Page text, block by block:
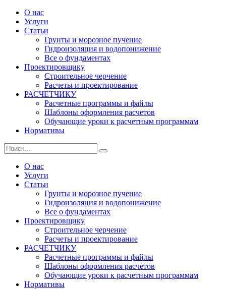
Skip
content
SGround.ru
Сайт о фундаментах, их основаниях и морозном пучении
грунтов
О нас
Услуги
Статьи
Грунты и морозное пучение
Гидроизоляция и водопонижение
Все о фундаментах
Проектировщику
Строительное черчение
Расчеты и проектирование
РАСЧЕТЧИКУ
Расчетные программы и файлы
Шаблоны оформления расчетов
Обучающие уроки к расчетным программам
Нормативы
Search
for:
Search
О нас
Услуги
Статьи
Грунты и морозное пучение
Гидроизоляция и водопонижение
Все о фундаментах
Проектировщику
Строительное черчение
Расчеты и проектирование
РАСЧЕТЧИКУ
Расчетные программы и файлы
Шаблоны оформления расчетов
Обучающие уроки к расчетным программам
Нормативы